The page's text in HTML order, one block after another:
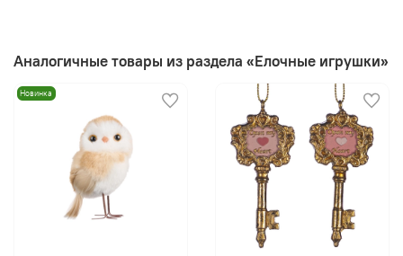
Аналогичные товары из раздела «Елочные игрушки»
Новинка